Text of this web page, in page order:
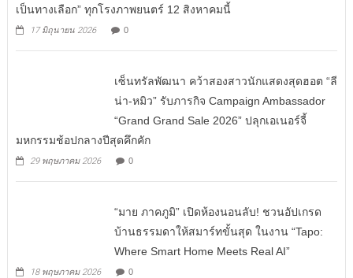
เป็นทางเลือก” ทุกโรงภาพยนตร์ 12 สิงหาคมนี้
17 มิถุนายน 2026 0
เซ็นทรัลพัฒนา คว้าสองสาวนักแสดงสุดฮอต “ลี
น่า-หมิว” รับภารกิจ Campaign Ambassador
“Grand Grand Sale 2026” ปลุกเอเนอร์จี้
มหกรรมช้อปกลางปีสุดคึกคัก
29 พฤษภาคม 2026 0
“มาย ภาคภูมิ” เปิดห้องนอนลับ! ชวนอัปเกรด
บ้านธรรมดาให้สมาร์ทขั้นสุด ในงาน “Tapo:
Where Smart Home Meets Real AI”
18 พฤษภาคม 2026 0